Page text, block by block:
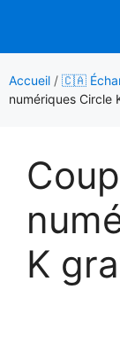
contenu
Accueil / 🇨🇦
numériques Circle
K